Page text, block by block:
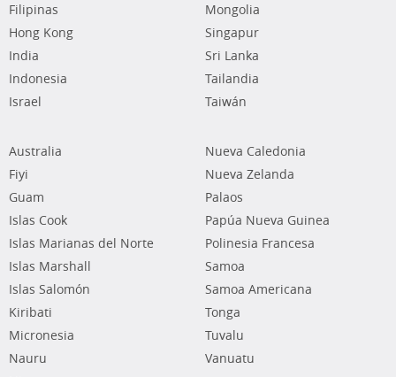
Filipinas
Hong Kong
India
Indonesia
Israel
Mongolia
Singapur
Sri Lanka
Tailandia
Taiwán
Australia
Fiyi
Guam
Islas Cook
Islas Marianas del Norte
Islas Marshall
Islas Salomón
Kiribati
Micronesia
Nauru
Nueva Caledonia
Nueva Zelanda
Palaos
Papúa Nueva Guinea
Polinesia Francesa
Samoa
Samoa Americana
Tonga
Tuvalu
Vanuatu